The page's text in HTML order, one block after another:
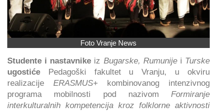
Foto Vranje News
Studente i nastavnike iz Bugarske, Rumunijei Turske
ugostiće Pedagoški fakultet u Vranju, u okviru
realizacije ERASMUS+ kombinovanog intenzivnog
programa mobilnosti pod nazivom Formiranje
interkulturalnih kompetencija kroz folklorne aktivnosti